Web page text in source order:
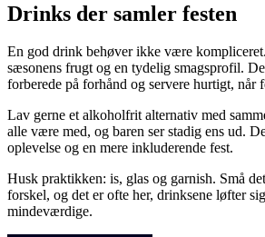
Drinks der samler festen
En god drink behøver ikke være
sæsonens frugt og en tydelig smagsprofil.
forberede på forhånd og servere hurtigt, når
Lav gerne et alkoholfrit alternativ med
alle være med, og baren ser stadig ens ud.
oplevelse og en mere inkluderende fest.
Husk praktikken: is, glas og garnish. Små
forskel, og det er ofte her, drinksene løfter
mindeværdige.